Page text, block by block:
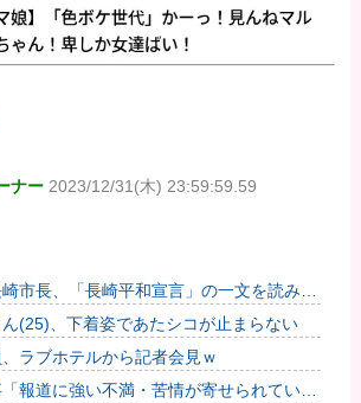
ナー 2023/12/31(木) 23:59:59.59
崎市長、「長崎平和宣言」の一文を読み飛
ん(25)、下着姿であたシコが止まらない
、ラブホテルから記者会見ｗ
「報道に強い不満・苦情が寄せられてい